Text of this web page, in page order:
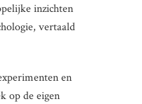
inzichten
vertaald
en
op de eigen